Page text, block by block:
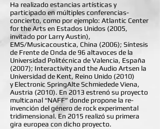
Ha realizado estancias artísticas y
participado en múltiples conferencias-
concierto, como por ejemplo: Atlantic Center
for the Arts en Estados Unidos (2005,
invitado por Larry Austin),
EMS/Musicacoustica, China (2006); Síntesis
de Frente de Onda de 96 altavoces de la
Universidad Politécnica de Valencia, España
(2007); Interactivity and the Audio Artsen la
Universidad de Kent, Reino Unido (2010)
y Electronic SpringAlte Schmiedede Viena,
Austria (2010). En 2013 estrenó su proyecto
multicanal “NAFF” donde propone la re-
invención del género de rock experimental
tridimensional. En 2015 realizó su primera
gira europea con dicho proyecto.